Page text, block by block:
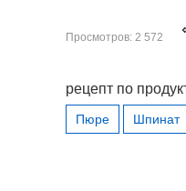
Просмотров: 2 572
рецепт по
Пюре Шпинат